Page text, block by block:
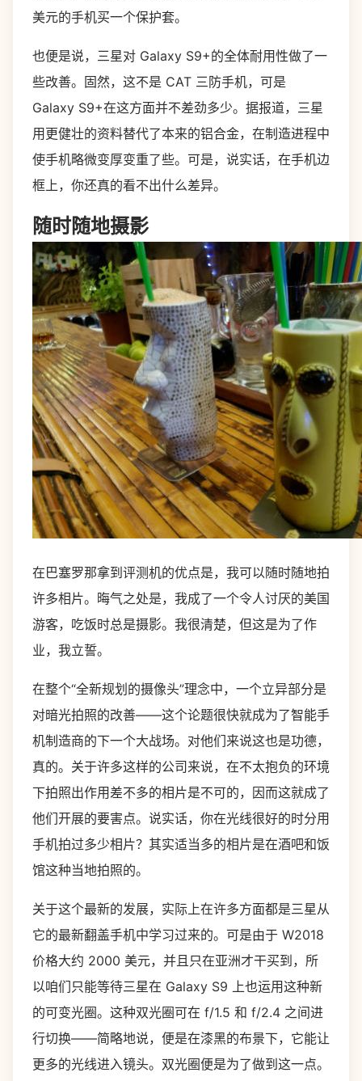
美元的手机买一个保护套。
也便是说，三星对 Galaxy S9+的全体耐用性做了一
些改善。固然，这不是 CAT 三防手机，可是
Galaxy S9+在这方面并不差劲多少。据报道，三星
用更健壮的资料替代了本来的铝合金，在制造进程中
使手机略微变厚变重了些。可是，说实话，在手机边
框上，你还真的看不出什么差异。
随时随地摄影
在巴塞罗那拿到评测机的优点是，我可以随时随地拍
许多相片。晦气之处是，我成了一个令人讨厌的美国
游客，吃饭时总是摄影。我很清楚，但这是为了作
业，我立誓。
在整个“全新规划的摄像头”理念中，一个立异部分是
对暗光拍照的改善——这个论题很快就成为了智能手
机制造商的下一个大战场。对他们来说这也是功德，
真的。关于许多这样的公司来说，在不太抱负的环境
下拍照出作用差不多的相片是不可的，因而这就成了
他们开展的要害点。说实话，你在光线很好的时分用
手机拍过多少相片？其实适当多的相片是在酒吧和饭
馆这种当地拍照的。
关于这个最新的发展，实际上在许多方面都是三星从
它的最新翻盖手机中学习过来的。可是由于 W2018
价格大约 2000 美元，并且只在亚洲才干买到，所
以咱们只能等待三星在 Galaxy S9 上也运用这种新
的可变光圈。这种双光圈可在 f/1.5 和 f/2.4 之间进
行切换——简略地说，便是在漆黑的布景下，它能让
更多的光线进入镜头。双光圈便是为了做到这一点。